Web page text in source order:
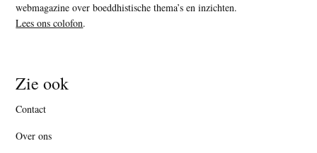
webmagazine over boeddhistische thema’s en inzichten.
Lees ons colofon.
Zie ook
Contact
Over ons